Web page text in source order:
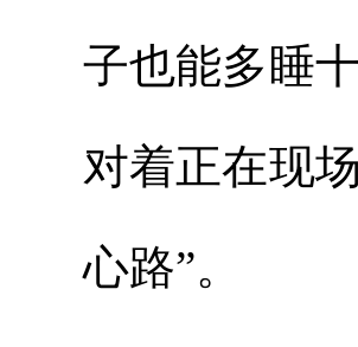
子也能多睡
对着正在现
心路”。